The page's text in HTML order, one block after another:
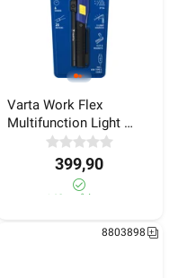
Varta Work Flex
Multifunction Light
F20R Oppladbar
399,90
140+ på lager
8803898